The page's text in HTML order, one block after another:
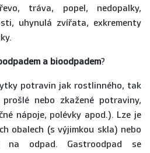
tráva, popel, nedopalky,
uhynulá zvířata, exkrementy
a bioodpadem?
potravin jak rostlinného, tak
prošlé nebo zkažené potraviny,
nápoje, polévky apod.). Lze je
obalech (s výjimkou skla) nebo
na odpad. Gastroodpad se